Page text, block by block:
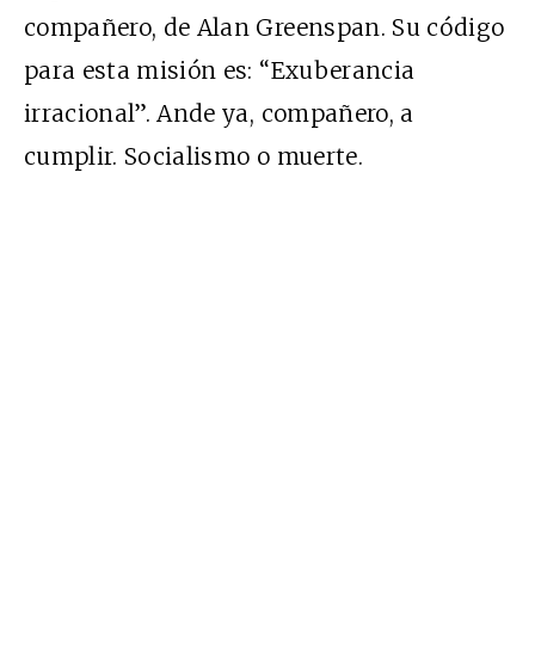
compañero, de Alan Greenspan. Su código
para esta misión es: “Exuberancia
irracional”. Ande ya, compañero, a
cumplir. Socialismo o muerte.